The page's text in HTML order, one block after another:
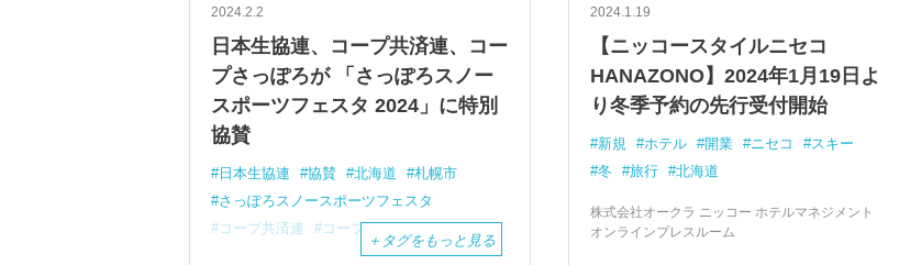
2024.2.2
日本生協連、コープ共済連、コー
プさっぽろが 「さっぽろスノー
スポーツフェスタ 2024」に特別
協賛
日本生協連 協賛 北海道
札幌市
さっぽろスノースポーツフェスタ
コープ共済連
コープさっぽろ
＋ タグをもっと見る
2024.1.19
【ニッコースタイルニセコ
HANAZONO】2024年1月19日よ
り冬季予約の先行受付開始
新規 ホテル 開業 ニセコ
スキー
冬
旅行 北海道
株式会社オークラ ニッコー ホテルマネジメント
オンラインプレスルーム